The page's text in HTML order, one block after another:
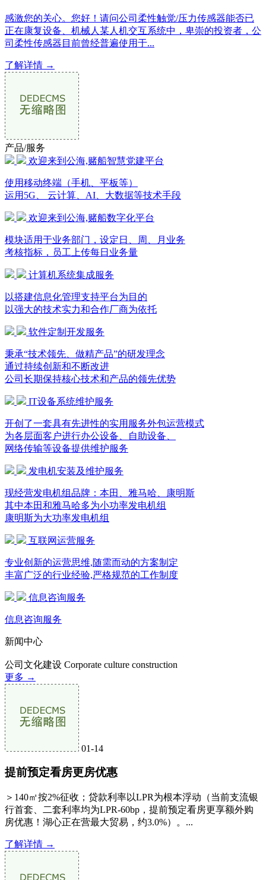
感激您的关心。您好！请问公司柔性触觉/压力传感器能否已
正在康复设备、机械人某人机交互系统中，卑崇的投资者，公
司柔性传感器目前曾经普遍使用于...
了解详情 →
产品/服务
欢迎来到公海,赌船智慧党建平台
使用移动终端（手机、平板等）
运用5G、 云计算、AI、大数据等技术手段
欢迎来到公海,赌船数字化平台
模块适用于业务部门，设定日、周、月业务
考核指标，员工上传每日业务量
计算机系统集成服务
以搭建信息化管理支持平台为目的
以强大的技术实力和合作厂商为依托
软件定制开发服务
秉承“技术领先、做精产品”的研发理念
通过持续创新和不断改进
公司长期保持核心技术和产品的领先优势
IT设备系统维护服务
开创了一套具有先进性的实用服务外包运营模式
为各层面客户进行办公设备、自助设备、
网络传输等设备提供维护服务
发电机安装及维护服务
现经营发电机组品牌：本田、雅马哈、康明斯
其中本田和雅马哈多为小功率发电机组
康明斯为大功率发电机组
互联网运营服务
专业创新的运营思维,随需而动的方案制定
丰富广泛的行业经验,严格规范的工作制度
信息咨询服务
信息咨询服务
新闻中心
公司文化建设 Corporate culture construction
更多 →
01-14
提前预定看房更房优惠
＞140㎡按2%征收；贷款利率以LPR为根本浮动（当前支流银
行首套、二套利率均为LPR-60bp，提前预定看房更享额外购
房优惠！湖心正在营最大贸易，约3.0%）。...
了解详情 →